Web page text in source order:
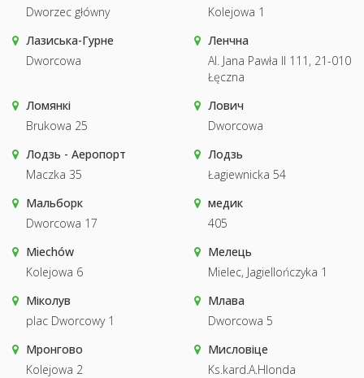
Dworzec główny
Kolejowa 1
Лазиська-Гурне
Dworcowa
Ленчна
Al. Jana Pawła II 111, 21-010
Łęczna
Ломянкі
Brukowa 25
Лович
Dworcowa
Лодзь - Аеропорт
Maczka 35
Лодзь
Łagiewnicka 54
Мальборк
Dworcowa 17
медик
405
Miechów
Kolejowa 6
Мелець
Mielec, Jagiellończyka 1
Міколув
plac Dworcowy 1
Млава
Dworcowa 5
Мронгово
Kolejowa 2
Мисловіце
Ks.kard.A.Hlonda